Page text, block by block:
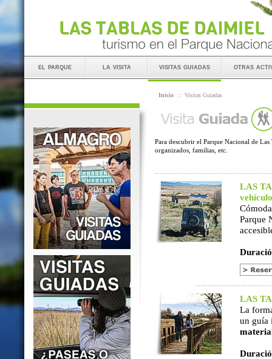
el parque la visita visitas guiadas otras
Inicio :: Visitas Guiadas
Para descubrir el Parque Nacional de
organizados, familias, etc.
LAS
vehículo
Parque
LAS
La
un guía